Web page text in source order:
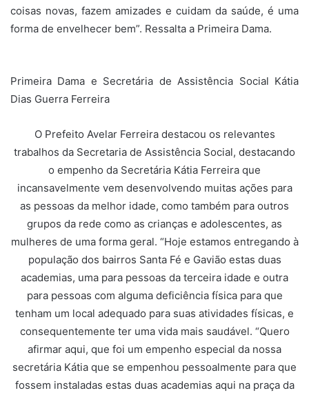
coisas novas, fazem amizades e cuidam da saúde, é uma
forma de envelhecer bem”. Ressalta a Primeira Dama.
Primeira Dama e Secretária de Assistência Social Kátia
Dias Guerra Ferreira
O Prefeito Avelar Ferreira destacou os relevantes
trabalhos da Secretaria de Assistência Social, destacando
o empenho da Secretária Kátia Ferreira que
incansavelmente vem desenvolvendo muitas ações para
as pessoas da melhor idade, como também para outros
grupos da rede como as crianças e adolescentes, as
mulheres de uma forma geral. “Hoje estamos entregando à
população dos bairros Santa Fé e Gavião estas duas
academias, uma para pessoas da terceira idade e outra
para pessoas com alguma deficiência física para que
tenham um local adequado para suas atividades físicas, e
consequentemente ter uma vida mais saudável. “Quero
afirmar aqui, que foi um empenho especial da nossa
secretária Kátia que se empenhou pessoalmente para que
fossem instaladas estas duas academias aqui na praça da